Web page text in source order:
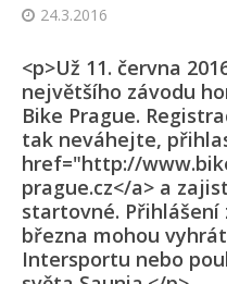
24.3.2016
<p>Už 11. června
největšího závodu
Bike Prague.
tak neváhejte,
href="http://
prague.cz</a> a
startovné. Přihlášení
března mohou
Intersportu nebo